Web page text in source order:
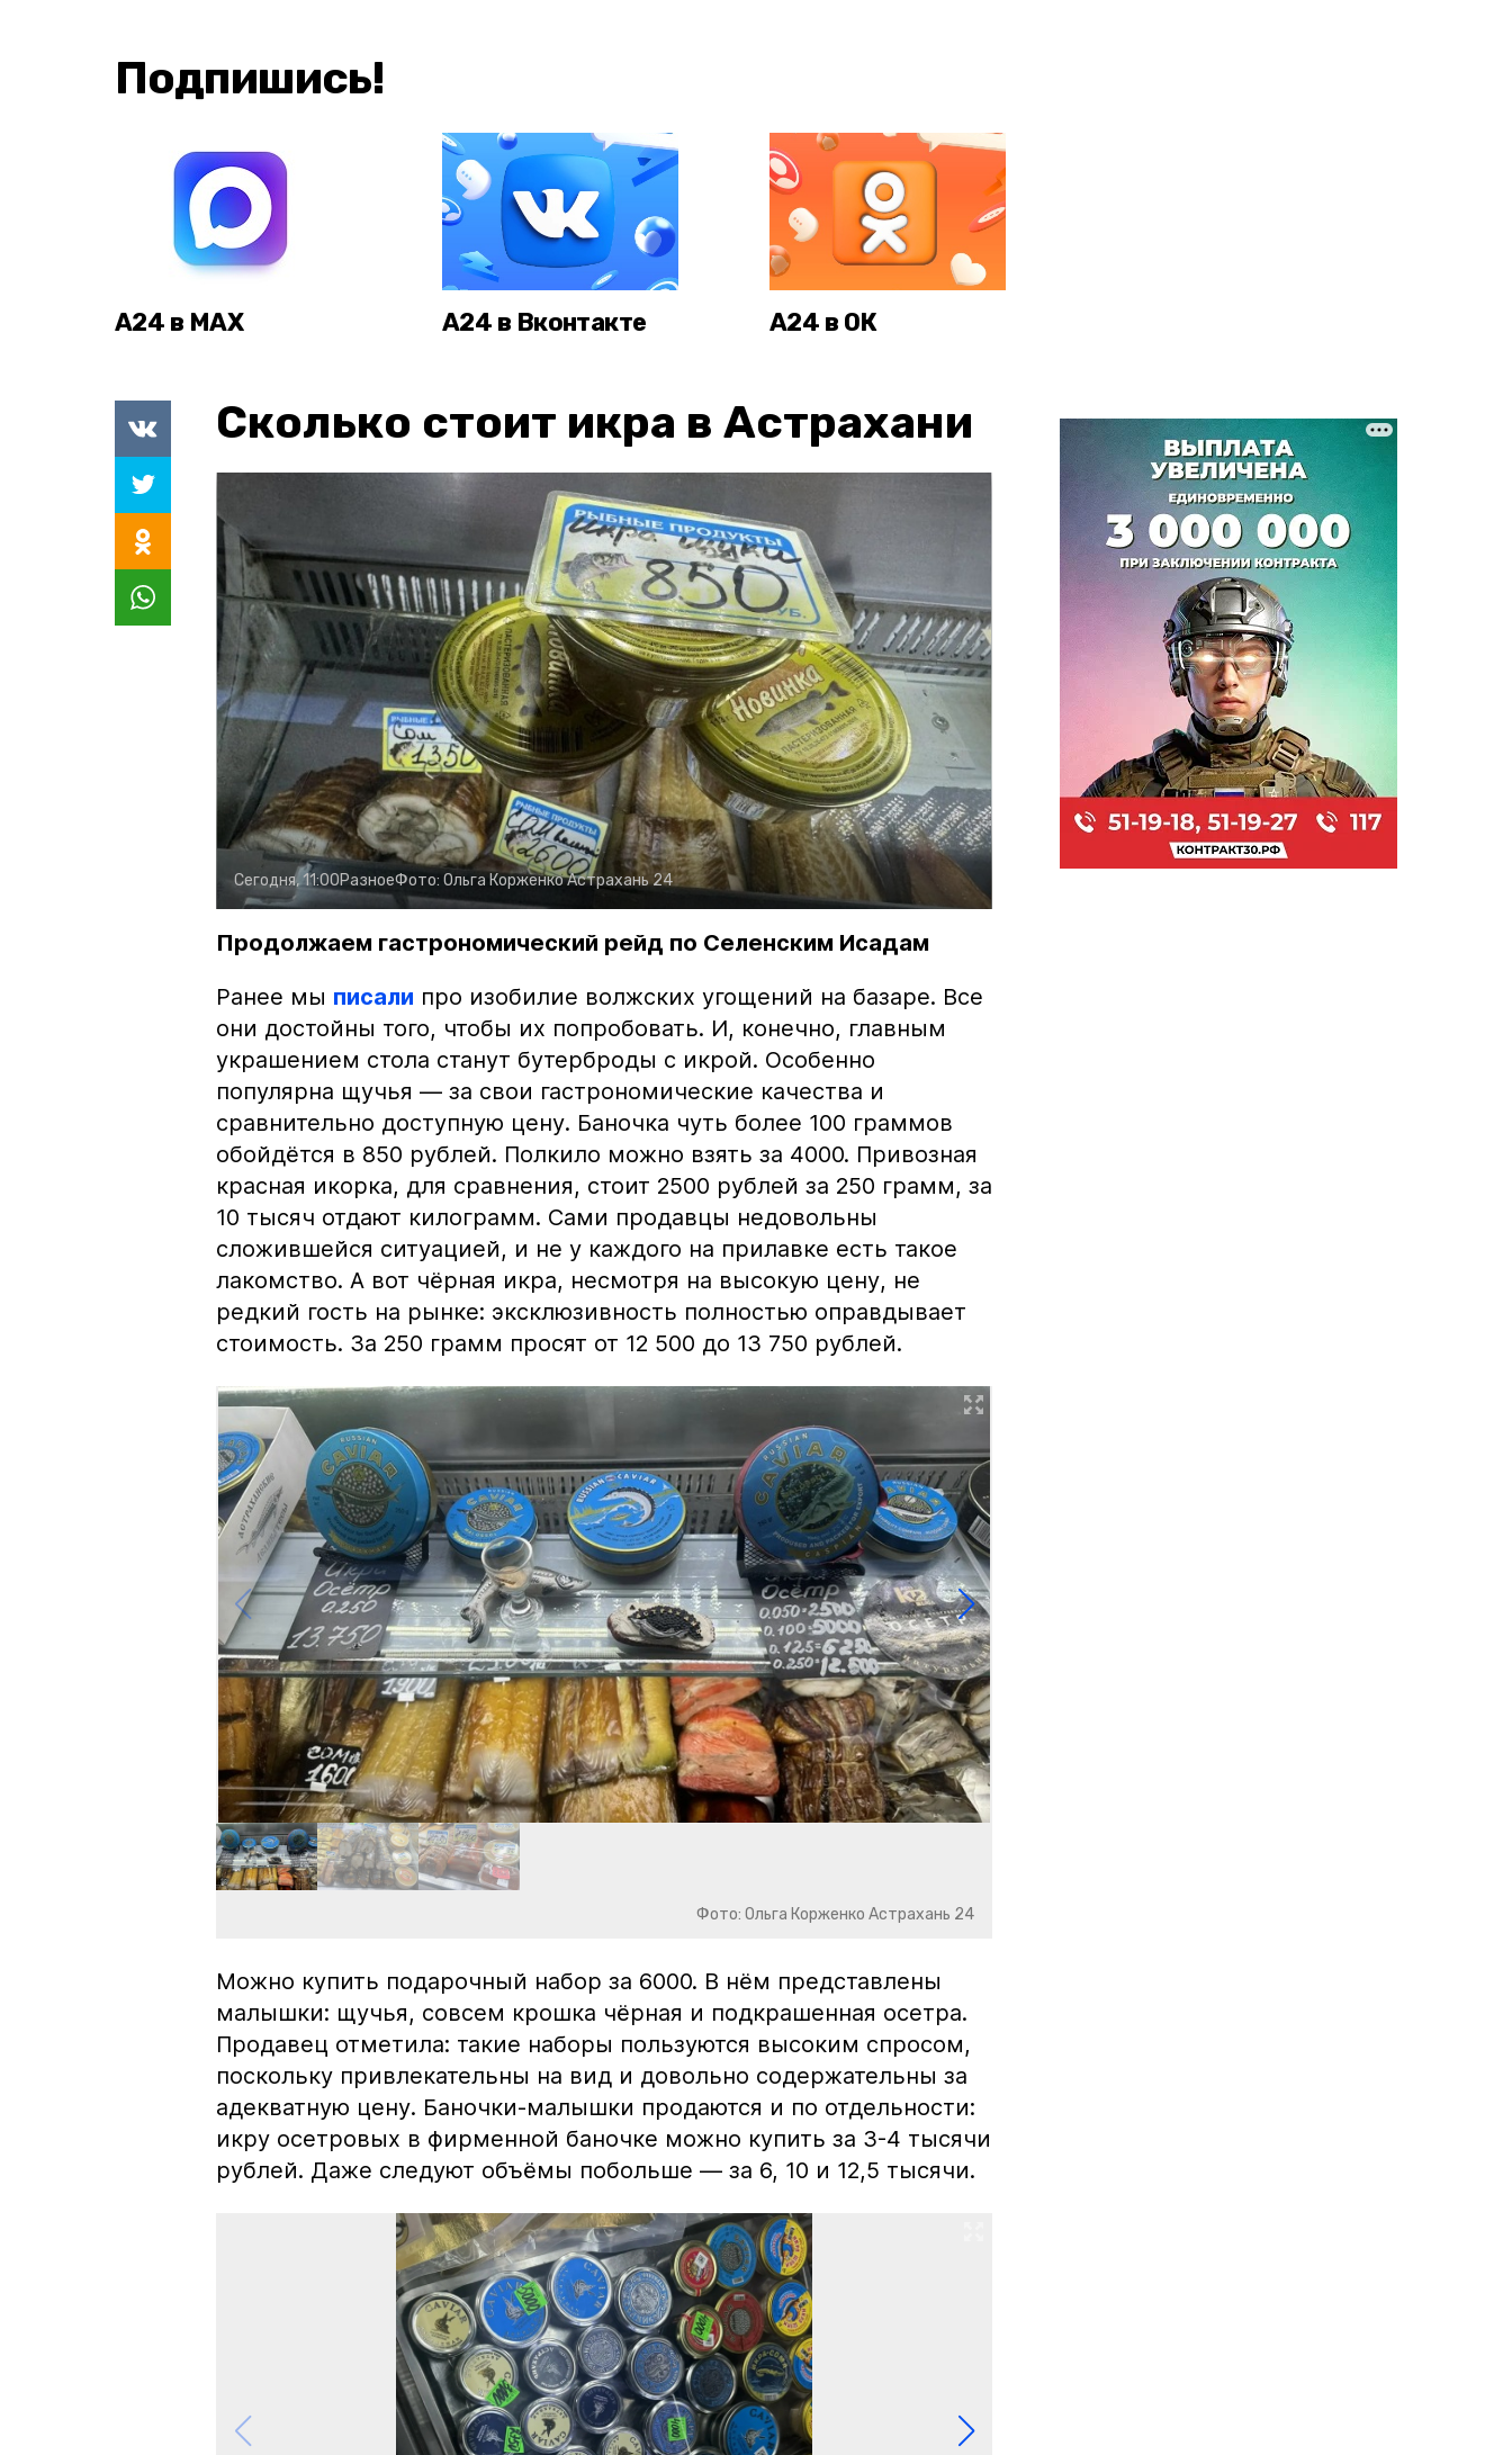
Подпишись!
А24 в MAX А24 в Вконтакте А24 в ОК
Сколько стоит икра в Астрахани
Сегодня, 11:00РазноеФото: Ольга КорженкоАстрахань 24
Продолжаем гастрономический рейд по Селенским Исадам
Ранее мы писали про изобилие волжских угощений на базаре. Все
они достойны того, чтобы их попробовать. И, конечно, главным
украшением стола станут бутерброды с икрой. Особенно
популярна щучья — за свои гастрономические качества и
сравнительно доступную цену. Баночка чуть более 100 граммов
обойдётся в 850 рублей. Полкило можно взять за 4000. Привозная
красная икорка, для сравнения, стоит 2500 рублей за 250 грамм, за
10 тысяч отдают килограмм. Сами продавцы недовольны
сложившейся ситуацией, и не у каждого на прилавке есть такое
лакомство. А вот чёрная икра, несмотря на высокую цену, не
редкий гость на рынке: эксклюзивность полностью оправдывает
стоимость. За 250 грамм просят от 12 500 до 13 750 рублей.
Фото: Ольга Корженко Астрахань 24
Можно купить подарочный набор за 6000. В нём представлены
малышки: щучья, совсем крошка чёрная и подкрашенная осетра.
Продавец отметила: такие наборы пользуются высоким спросом,
поскольку привлекательны на вид и довольно содержательны за
адекватную цену. Баночки-малышки продаются и по отдельности:
икру осетровых в фирменной баночке можно купить за 3-4 тысячи
рублей. Даже следуют объёмы побольше — за 6, 10 и 12,5 тысячи.